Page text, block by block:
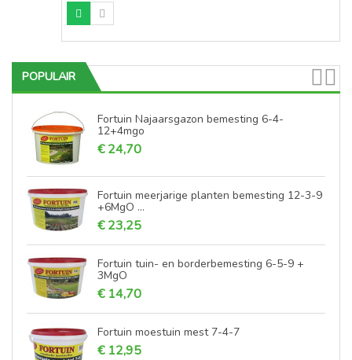
POPULAIR
Fortuin Najaarsgazon bemesting 6-4-
12+4mgo
€ 24,70
Fortuin meerjarige planten bemesting 12-3-9
+6MgO ...
€ 23,25
Fortuin tuin- en borderbemesting 6-5-9 +
3MgO
€ 14,70
Fortuin moestuin mest 7-4-7
€ 12,95